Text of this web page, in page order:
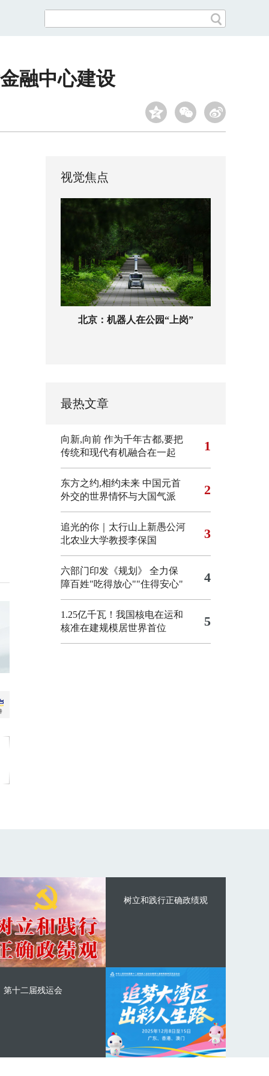
融中心建设
视觉焦点
北京：机器人在公园“上岗”
最热文章
向新,向前 作为千年古都,要把
传统和现代有机融合在一起
1
东方之约,相约未来 中国元首
外交的世界情怀与大国气派
2
追光的你｜太行山上新愚公河
北农业大学教授李保国
3
六部门印发《规划》 全力保
障百姓"吃得放心""住得安心"
4
1.25亿千瓦！我国核电在运和
核准在建规模居世界首位
5
树立和践行正确政绩观
第十二届残运会